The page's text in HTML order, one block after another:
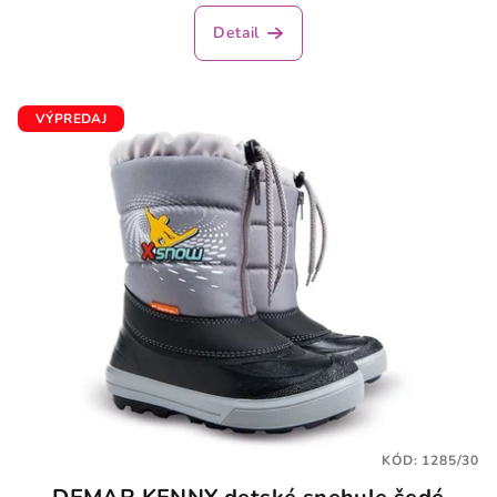
Detail
VÝPREDAJ
KÓD: 1285/30